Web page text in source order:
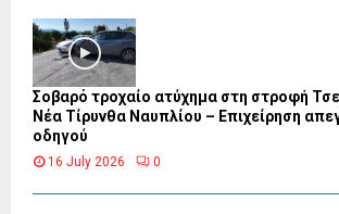
Σοβαρό τροχαίο ατύχημα στη στροφή
Νέα Τίρυνθα Ναυπλίου – Επιχείρηση
οδηγού
16 July 2026 0